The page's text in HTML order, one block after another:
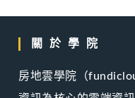
關於學院
房地雲學院（